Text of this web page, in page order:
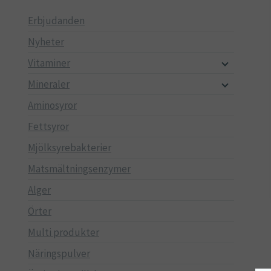
Erbjudanden
Nyheter
Vitaminer
Mineraler
Aminosyror
Fettsyror
Mjölksyrebakterier
Matsmältningsenzymer
Alger
Örter
Multi produkter
Näringspulver